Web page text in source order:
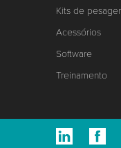
Kits de
Acessórios
Software
Treinamento